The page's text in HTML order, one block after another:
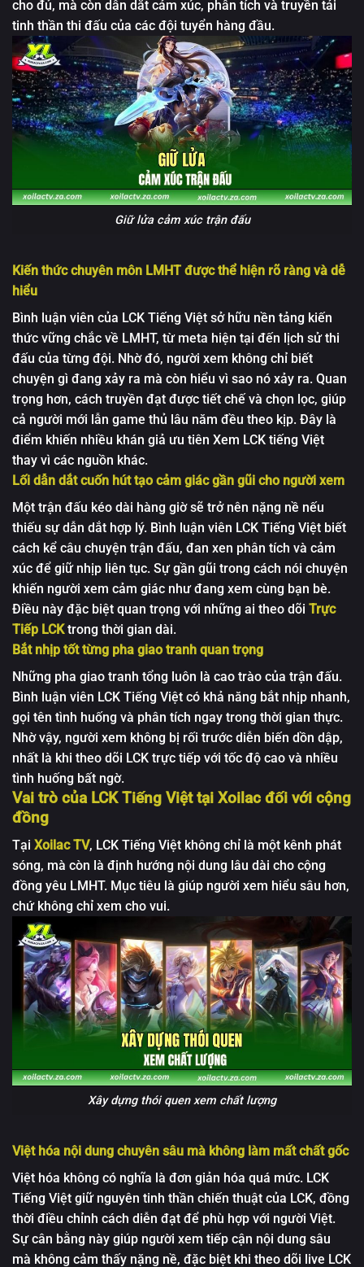
cho đủ, mà còn dẫn dắt cảm xúc, phân tích và truyền tải
tinh thần thi đấu của các đội tuyển hàng đầu.
Giữ lửa cảm xúc trận đấu
Kiến thức chuyên môn LMHT được thể hiện rõ ràng và dễ
hiểu
Bình luận viên của LCK Tiếng Việt sở hữu nền tảng kiến
thức vững chắc về LMHT, từ meta hiện tại đến lịch sử thi
đấu của từng đội. Nhờ đó, người xem không chỉ biết
chuyện gì đang xảy ra mà còn hiểu vì sao nó xảy ra. Quan
trọng hơn, cách truyền đạt được tiết chế và chọn lọc, giúp
cả người mới lẫn game thủ lâu năm đều theo kịp. Đây là
điểm khiến nhiều khán giả ưu tiên Xem LCK tiếng Việt
thay vì các nguồn khác.
Lối dẫn dắt cuốn hút tạo cảm giác gần gũi cho người xem
Một trận đấu kéo dài hàng giờ sẽ trở nên nặng nề nếu
thiếu sự dẫn dắt hợp lý. Bình luận viên LCK Tiếng Việt biết
cách kể câu chuyện trận đấu, đan xen phân tích và cảm
xúc để giữ nhịp liên tục. Sự gần gũi trong cách nói chuyện
khiến người xem cảm giác như đang xem cùng bạn bè.
Điều này đặc biệt quan trọng với những ai theo dõi Trực
Tiếp LCKtrong thời gian dài.
Bắt nhịp tốt từng pha giao tranh quan trọng
Những pha giao tranh tổng luôn là cao trào của trận đấu.
Bình luận viên LCK Tiếng Việt có khả năng bắt nhịp nhanh,
gọi tên tình huống và phân tích ngay trong thời gian thực.
Nhờ vậy, người xem không bị rối trước diễn biến dồn dập,
nhất là khi theo dõi LCK trực tiếp với tốc độ cao và nhiều
tình huống bất ngờ.
Vai trò của LCK Tiếng Việt tại Xoilac đối với cộng
đồng
Tại Xoilac TV, LCK Tiếng Việt không chỉ là một kênh phát
sóng, mà còn là định hướng nội dung lâu dài cho cộng
đồng yêu LMHT. Mục tiêu là giúp người xem hiểu sâu hơn,
chứ không chỉ xem cho vui.
Xây dựng thói quen xem chất lượng
Việt hóa nội dung chuyên sâu mà không làm mất chất gốc
Việt hóa không có nghĩa là đơn giản hóa quá mức. LCK
Tiếng Việt giữ nguyên tinh thần chiến thuật của LCK, đồng
thời điều chỉnh cách diễn đạt để phù hợp với người Việt.
Sự cân bằng này giúp người xem tiếp cận nội dung sâu
mà không cảm thấy nặng nề, đặc biệt khi theo dõi live LCK